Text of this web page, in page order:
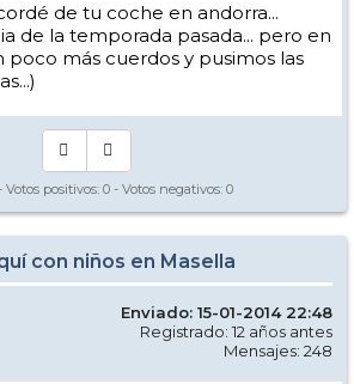
de tu coche en andorra...
de la temporada pasada... pero en
poco más cuerdos y pusimos las
Votos positivos: 0 - Votos negativos: 0
con niños en Masella
Enviado: 15-01-2014 22:48
Registrado: 12 años antes
Mensajes: 248